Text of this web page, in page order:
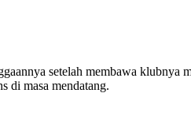
setelah membawa klubnya
di masa mendatang.